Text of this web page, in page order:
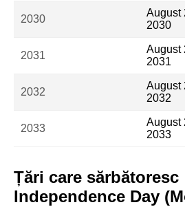
2030
August
2030
2031
August
2031
2032
August
2032
2033
August
2033
Țări care sărbătoresc
Independence Day